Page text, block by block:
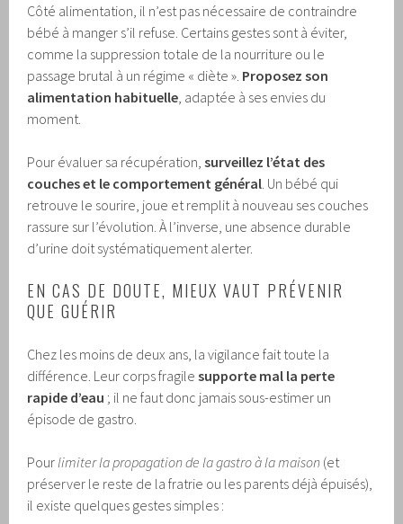
Côté alimentation, il n’est pas nécessaire de contraindre
bébé à manger s’il refuse. Certains gestes sont à éviter,
comme la suppression totale de la nourriture ou le
passage brutal à un régime « diète ». Proposez son
alimentation habituelle , adaptée à ses envies du
moment.
Pour évaluer sa récupération,surveillez l’état des
couches et le comportement général . Un bébé qui
retrouve le sourire, joue et remplit à nouveau ses couches
rassure sur l’évolution. À l’inverse, une absence durable
d’urine doit systématiquement alerter.
EN CAS DE DOUTE, MIEUX VAUT PRÉVENIR
QUE GUÉRIR
Chez les moins de deux ans, la vigilance fait toute la
différence. Leur corps fragilesupporte mal la perte
rapide d’eau ; il ne faut donc jamais sous-estimer un
épisode de gastro.
Pour limiter la propagation de la gastro à la maison (et
préserver le reste de la fratrie ou les parents déjà épuisés),
il existe quelques gestes simples :